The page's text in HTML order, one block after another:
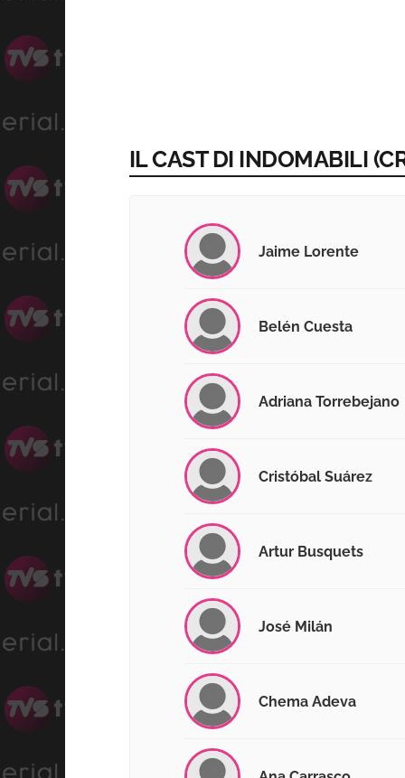
IL CAST DI INDOMABILI
Jaime Lorente
Belén Cuesta
Adriana Torrebejano
Cristóbal Suárez
Artur Busquets
José Milán
Chema Adeva